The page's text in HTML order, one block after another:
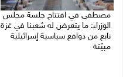
مصطفى في افتتاح جلسة مجلس
الوزراء: ما يتعرض له شعبنا في غزة
نابع من دوافع سياسية إسرائيلية
مبيّتة